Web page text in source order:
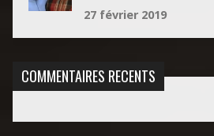
27 février 2019
COMMENTAIRES RECENTS